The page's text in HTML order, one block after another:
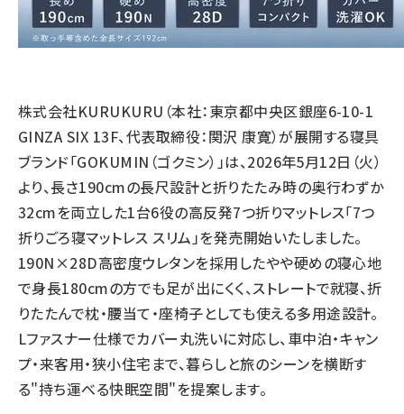
株式会社KURUKURU（本社：東京都中央区銀座6-10-1
GINZA SIX 13F、代表取締役：関沢 康寛）が展開する寝具
ブランド「GOKUMIN（ゴクミン）」は、2026年5月12日（火）
より、長さ190cmの長尺設計と折りたたみ時の奥行わずか
32cmを両立した1台6役の高反発7つ折りマットレス「7つ
折りごろ寝マットレス スリム」を発売開始いたしました。
190N×28D高密度ウレタンを採用したやや硬めの寝心地
で身長180cmの方でも足が出にくく、ストレートで就寝、折
りたたんで枕・腰当て・座椅子としても使える多用途設計。
Lファスナー仕様でカバー丸洗いに対応し、車中泊・キャン
プ・来客用・狭小住宅まで、暮らしと旅のシーンを横断す
る"持ち運べる快眠空間"を提案します。